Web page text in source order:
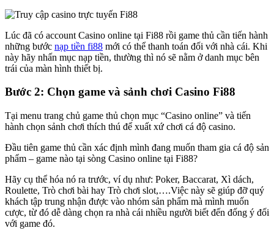
Lúc đã có account Casino online tại Fi88 rồi game thủ cần tiến hành
những bước nạp tiền fi88 mới có thể thanh toán đối với nhà cái. Khi
này hãy nhấn mục nạp tiền, thường thì nó sẽ nằm ở danh mục bên
trái của màn hình thiết bị.
Bước 2: Chọn game và sảnh chơi Casino Fi88
Tại menu trang chủ game thủ chọn mục “Casino online” và tiến
hành chọn sảnh chơi thích thú để xuất xứ chơi cá độ casino.
Đầu tiên game thủ cần xác định mình đang muốn tham gia cá độ sản
phẩm – game nào tại sòng Casino online tại Fi88?
Hãy cụ thể hóa nó ra trước, ví dụ như: Poker, Baccarat, Xì dách,
Roulette, Trò chơi bài hay Trò chơi slot,….Việc này sẽ giúp đỡ quý
khách tập trung nhận được vào nhóm sản phẩm mà mình muốn
cược, từ đó dễ dàng chọn ra nhà cái nhiều người biết đến đống ý đối
với game đó.